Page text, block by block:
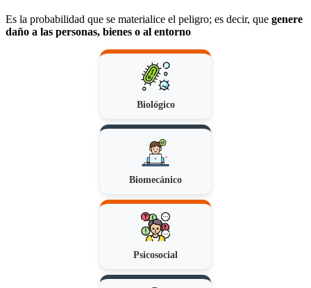
Es la probabilidad que se materialice el peligro; es decir, que genere
daño a las personas, bienes o al entorno
Biológico
Biomecánico
Psicosocial